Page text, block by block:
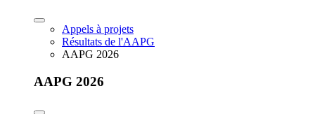
Appels à projets
Résultats de l'AAPG
AAPG 2026
AAPG 2026